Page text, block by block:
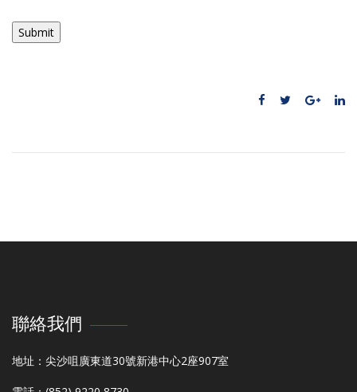
聯絡我們
地址：尖沙咀廣東道30號新港中心2座907室